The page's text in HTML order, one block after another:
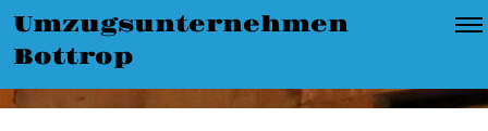
Umzugsunternehmen
Bottrop